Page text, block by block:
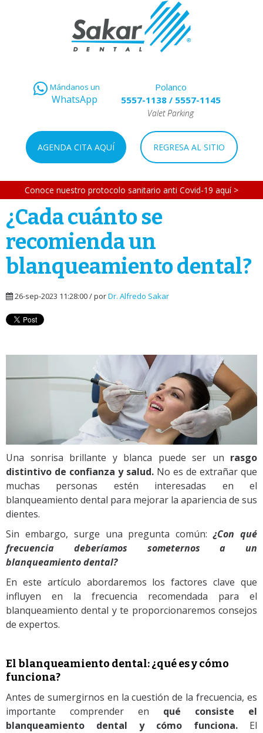
Mándanos un
WhatsApp
Polanco
5557-1138/ 5557-1145
Valet Parking
AGENDA CITA AQUÍ REGRESA AL SITIO
Conoce nuestro protocolo sanitario anti Covid-19 aquí >
¿Cada cuánto se
recomienda un
blanqueamiento dental?
26-sep-2023 11:28:00 / porDr. Alfredo Sakar
Una sonrisa brillante y blanca puede ser un rasgo
distintivo de confianza y salud. No es de extrañar que
muchas personas estén interesadas en el
blanqueamiento dental para mejorar la apariencia de sus
dientes.
Sin embargo, surge una pregunta común: ¿Con qué
frecuencia deberíamos someternos a un
blanqueamiento dental?
En este artículo abordaremos los factores clave que
influyen en la frecuencia recomendada para el
blanqueamiento dental y te proporcionaremos consejos
de expertos.
El blanqueamiento dental: ¿qué es y cómo
funciona?
Antes de sumergirnos en la cuestión de la frecuencia, es
importante comprender en qué consiste el
blanqueamiento dental y cómo funciona. El